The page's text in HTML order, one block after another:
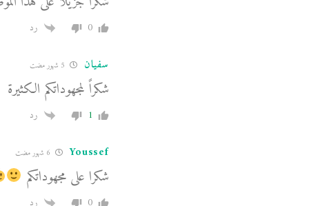
0 رد
سفيان
شكراً لمجهوداتكم الكثيرة
1 رد
Youssef
شكرا على مجهوداتكم